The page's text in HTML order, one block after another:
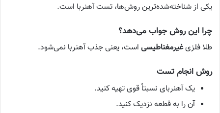
یکی از شناخته‌شده‌ترین روش‌ها، تست آهنربا است.
چرا این روش جواب می‌دهد؟
طلا فلزیغیرمغناطیسی است، یعنی جذب آهنربا نمی‌شود.
روش انجام تست
یک آهنربای نسبتاً قوی تهیه کنید.
آن را به قطعه نزدیک کنید.